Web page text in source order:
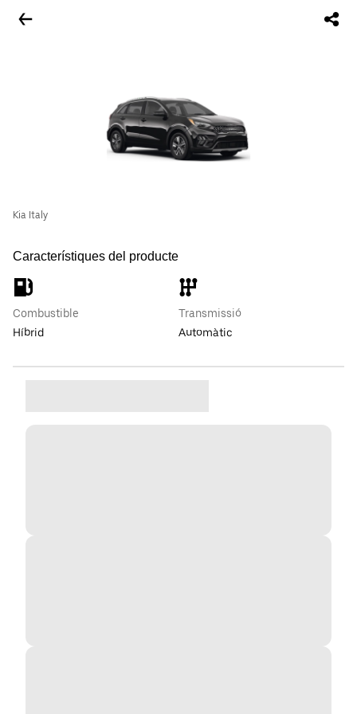
Kia Italy
Característiques del producte
Combustible
Híbrid
Transmissió
Automàtic